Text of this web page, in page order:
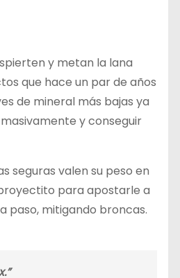
y metan la lana
que hace un par de años
de mineral más bajas ya
y conseguir
seguras valen su peso en
para apostarle a
paso, mitigando broncas.